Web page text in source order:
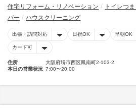
住宅リフォーム・リノベーション
トイレつ
バー
ハウスクリーニング
出張・訪問対応 日祝OK 早朝OK
カード可
住所
大阪府堺市西区鳳南町2-103-2
本日の営業状況 7:00〜20:00